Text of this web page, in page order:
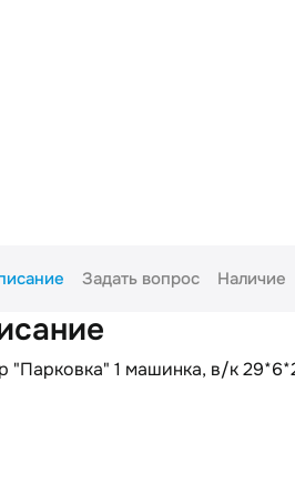
Задать вопрос Наличие
"Парковка" 1 машинка, в/к